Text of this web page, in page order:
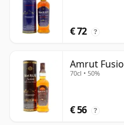
€ 72 ?
Amrut
70cl • 50%
€ 56 ?